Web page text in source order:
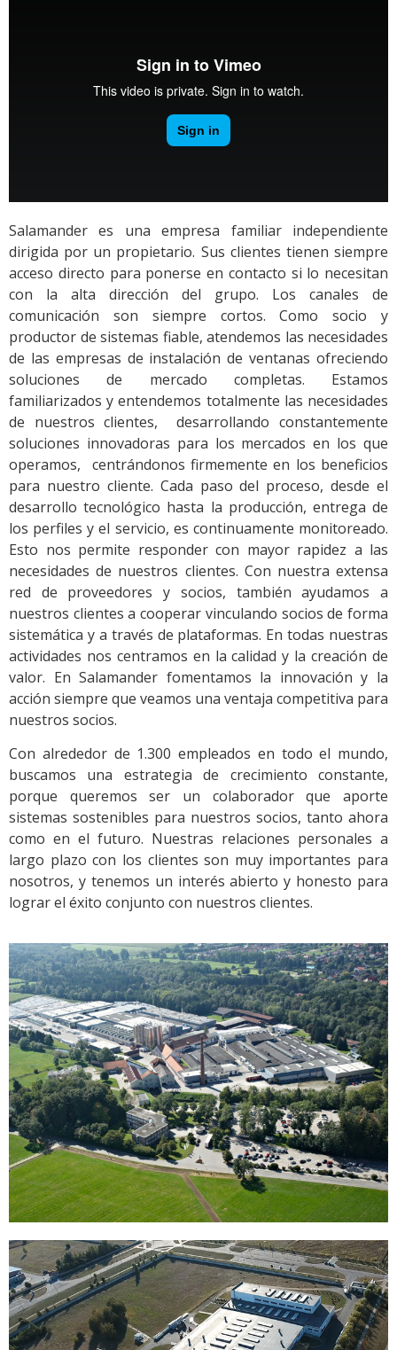
Salamander es una empresa familiar independiente
dirigida por un propietario. Sus clientes tienen siempre
acceso directo para ponerse en contacto si lo necesitan
con la alta dirección del grupo. Los canales de
comunicación son siempre cortos. Como socio y
productor de sistemas fiable, atendemos las necesidades
de las empresas de instalación de ventanas ofreciendo
soluciones de mercado completas. Estamos
familiarizados y entendemos totalmente las necesidades
de nuestros clientes, desarrollando constantemente
soluciones innovadoras para los mercados en los que
operamos, centrándonos firmemente en los beneficios
para nuestro cliente. Cada paso del proceso, desde el
desarrollo tecnológico hasta la producción, entrega de
los perfiles y el servicio, es continuamente monitoreado.
Esto nos permite responder con mayor rapidez a las
necesidades de nuestros clientes. Con nuestra extensa
red de proveedores y socios, también ayudamos a
nuestros clientes a cooperar vinculando socios de forma
sistemática y a través de plataformas. En todas nuestras
actividades nos centramos en la calidad y la creación de
valor. En Salamander fomentamos la innovación y la
acción siempre que veamos una ventaja competitiva para
nuestros socios.
Con alrededor de 1.300 empleados en todo el mundo,
buscamos una estrategia de crecimiento constante,
porque queremos ser un colaborador que aporte
sistemas sostenibles para nuestros socios, tanto ahora
como en el futuro. Nuestras relaciones personales a
largo plazo con los clientes son muy importantes para
nosotros, y tenemos un interés abierto y honesto para
lograr el éxito conjunto con nuestros clientes.